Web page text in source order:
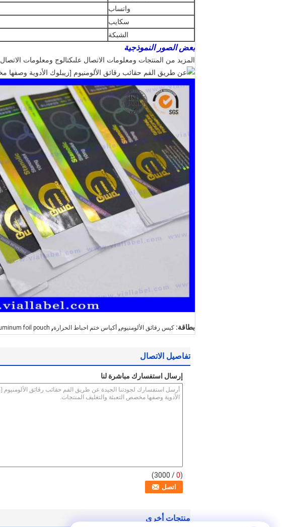
واتساب
سكايب
الشبكة
بعض الصور النموذجية
المزيد من المنتجات ومعلومات الاتصال علىكتالوج ومعلومات الاتصال.pdf
بطاقة: كيس رقائق الألومنيوم, أكياس ختم احباط الحرارة,
foil pouch
تفاصيل الاتصال
إرسال استفسارك مباشرة لنا
(
0
/ 3000)
منتجات أخرى